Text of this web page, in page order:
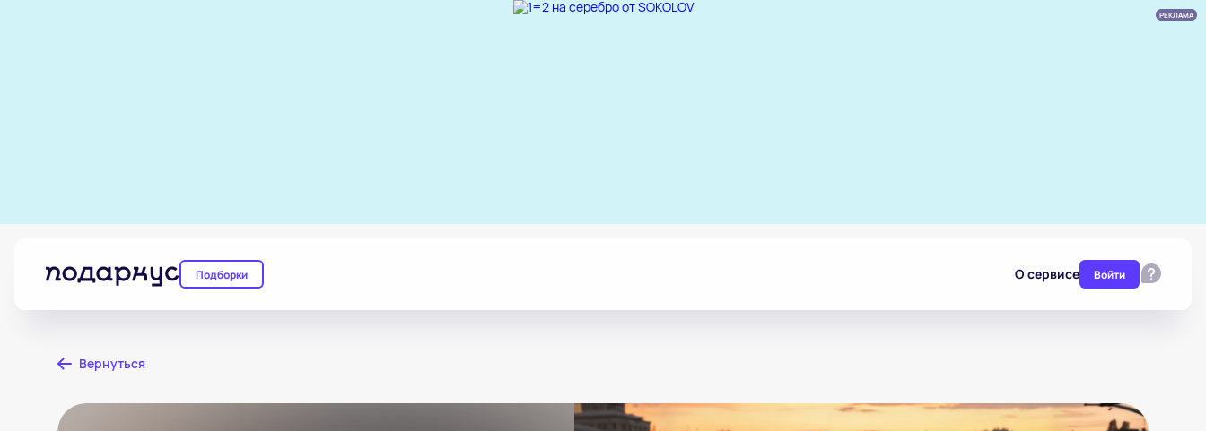
РЕКЛАМА
Подборки О сервисе Войти
Вернуться